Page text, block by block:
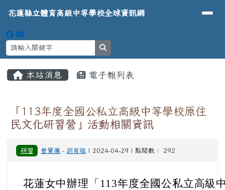
花蓮縣立體育高級中等學校全球資
導覽列
花蓮縣立體育高級中等學校全球資訊網
本站消息 電子報列表
「113年度全國公私立高級中等學校原住
民文化研習營」活動相關資訊
研習 曾寶儀 - 訓育組 | 2024-04-29 | 點閱數： 292
花蓮女中辦理「113年度全國公私立高級